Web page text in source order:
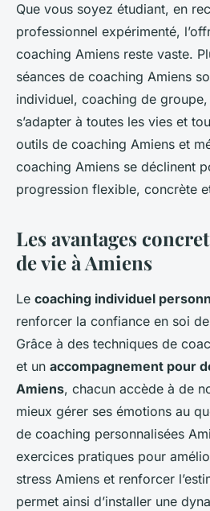
Que vous soyez étudiant, en
professionnel expérimenté,
coaching Amiens reste vaste.
séances de coaching Amiens
individuel, coaching de
s’adapter à toutes les vies et
outils de coaching Amiens et
coaching Amiens se déclinent
progression flexible, concrète
Les avantages
de vie à Amiens
Le coaching individuel
renforcer la confiance en soi
Grâce à des techniques de
et un accompagnement pour
Amiens, chacun accède à de
mieux gérer ses émotions au
de coaching personnalisées
exercices pratiques pour
stress Amiens et renforcer
permet ainsi d’installer une